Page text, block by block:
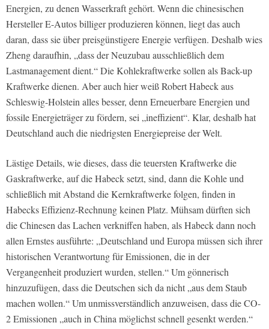
Energien, zu denen Wasserkraft gehört. Wenn die chinesischen
Hersteller E-Autos billiger produzieren können, liegt das auch
daran, dass sie über preisgünstigere Energie verfügen. Deshalb wies
Zheng daraufhin, „dass der Neuzubau ausschließlich dem
Lastmanagement dient.“ Die Kohlekraftwerke sollen als Back-up
Kraftwerke dienen. Aber auch hier weiß Robert Habeck aus
Schleswig-Holstein alles besser, denn Erneuerbare Energien und
fossile Energieträger zu fördern, sei „ineffizient“. Klar, deshalb hat
Deutschland auch die niedrigsten Energiepreise der Welt.
Lästige Details, wie dieses, dass die teuersten Kraftwerke die
Gaskraftwerke, auf die Habeck setzt, sind, dann die Kohle und
schließlich mit Abstand die Kernkraftwerke folgen, finden in
Habecks Effizienz-Rechnung keinen Platz. Mühsam dürften sich
die Chinesen das Lachen verkniffen haben, als Habeck dann noch
allen Ernstes ausführte: „Deutschland und Europa müssen sich ihrer
historischen Verantwortung für Emissionen, die in der
Vergangenheit produziert wurden, stellen.“ Um gönnerisch
hinzuzufügen, dass die Deutschen sich da nicht „aus dem Staub
machen wollen.“ Um unmissverständlich anzuweisen, dass die CO-
2 Emissionen „auch in China möglichst schnell gesenkt werden.“